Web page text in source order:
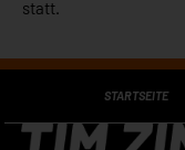
statt.
STARTSEITE